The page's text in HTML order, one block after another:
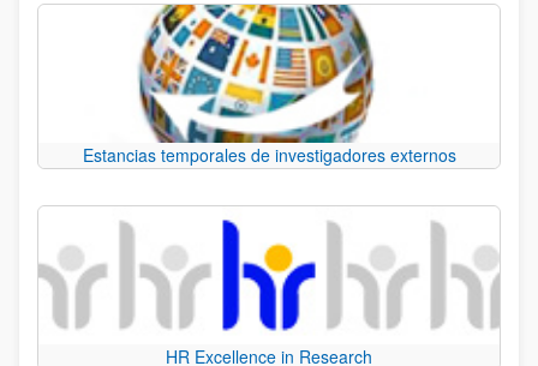
Estancias temporales de investigadores externos
HR Excellence in Research